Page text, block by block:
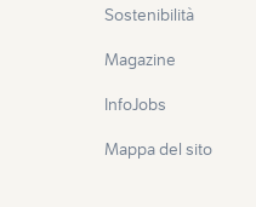
Sostenibilità
Magazine
InfoJobs
Mappa del sito